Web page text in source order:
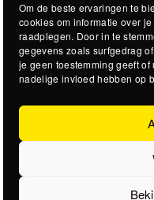
Om de beste ervaringen te
cookies om informatie over
raadplegen. Door in te
gegevens zoals surfgedrag
je geen toestemming geeft
nadelige invloed hebben op